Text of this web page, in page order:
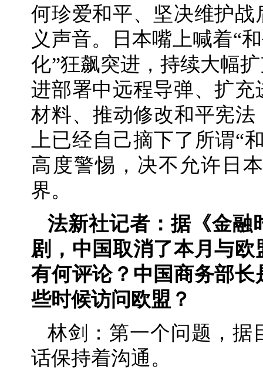
何珍爱和平、坚决维护
义声音。日本嘴上喊着“
化”狂飙突进，持续大幅
进部署中远程导弹、扩
材料、推动修改和平宪
上已经自己摘下了所谓“
高度警惕，决不允许日
界。
法新社记者：据《金融
剧，中国取消了本月与
有何评论？中国商务部
些时候访问欧盟？
林剑：第一个问题，据
话保持着沟通。